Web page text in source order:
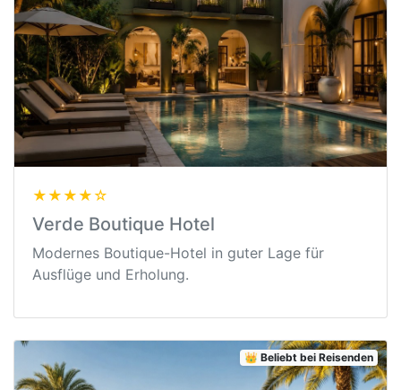
★★★★☆
Verde Boutique Hotel
Modernes Boutique-Hotel in guter Lage für
Ausflüge und Erholung.
👑 Beliebt bei Reisenden